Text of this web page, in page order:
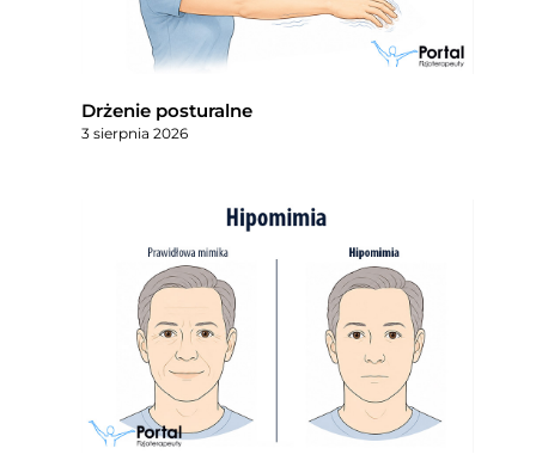
Drżenie posturalne
3 sierpnia 2026